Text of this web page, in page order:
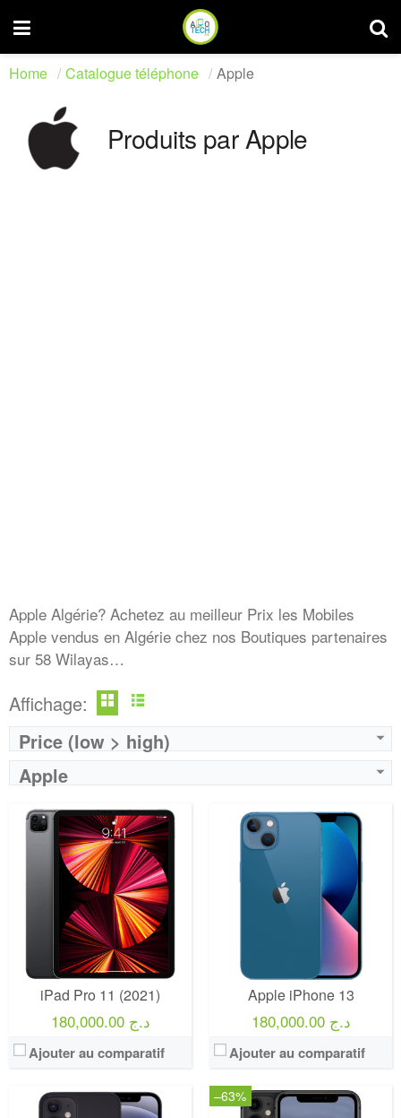
Home Catalogue téléphone Apple
Produits par Apple
Apple Algérie? Achetez au meilleur Prix les Mobiles
Apple vendus en Algérie chez nos Boutiques partenaires
sur 58 Wilayas…
Affichage:
Price (low > high)
Apple
iPad Pro 11 (2021)
180,000.00 د.ج
Ajouter au comparatif
Apple iPhone 13
180,000.00 د.ج
Ajouter au comparatif
–63%